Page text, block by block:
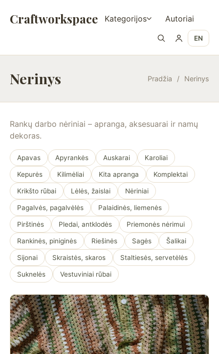
Craftworkspace Kategorijos Autoriai
EN
Nerinys Pradžia / Nerinys
Rankų darbo nėriniai – apranga, aksesuarai ir namų
dekoras.
Apavas Apyrankės Auskarai Karoliai
Kepurės Kilimėliai Kita apranga Komplektai
Krikšto rūbai Lėlės, žaislai Nėriniai
Pagalvės, pagalvėlės Palaidinės, liemenės
Pirštinės Pledai, antklodės Priemonės nėrimui
Rankinės, piniginės Riešinės Sagės Šalikai
Sijonai Skraistės, skaros Staltiesės, servetėlės
Suknelės Vestuviniai rūbai